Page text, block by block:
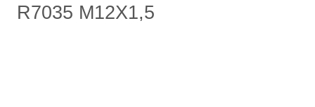
R7035 M12X1,5